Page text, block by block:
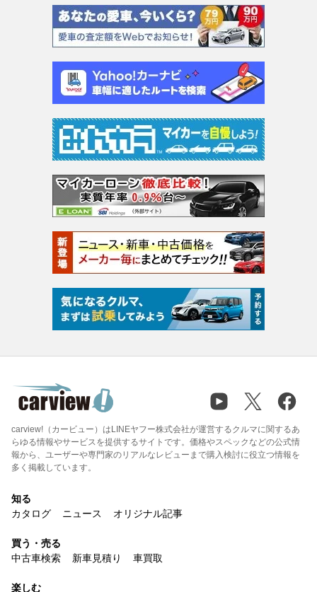
carview!（カービュー）はLINEヤフー株式会社が運営するクルマに関するあ
らゆる情報やサービスを提供するサイトです。価格やスペックなどの公式情
報から、ユーザーや専門家のリアルなレビューまで購入検討に役立つ情報を
多く掲載しています。
知る
カタログ
ニュース オリジナル記事
買う・売る
中古車検索
新車見積り 車買取
楽しむ